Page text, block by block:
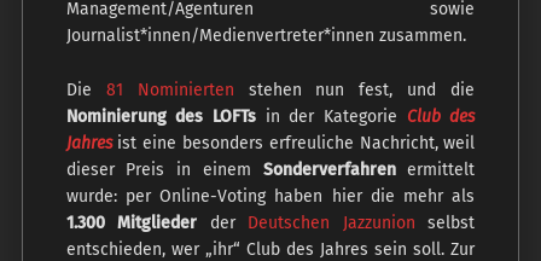
Management/Agenturen sowie
Journalist*innen/Medienvertreter*innen zusammen.
Die 81 Nominierten stehen nun fest, und die
Nominierung des LOFTs in der Kategorie Club des
Jahres ist eine besonders erfreuliche Nachricht, weil
dieser Preis in einem Sonderverfahrenermittelt
wurde: per Online-Voting haben hier die mehr als
1.300 Mitglieder der Deutschen Jazzunion selbst
entschieden, wer „ihr“ Club des Jahres sein soll. Zur